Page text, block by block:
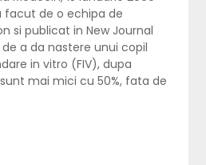
facut de o echipa de
si publicat in New Journal
a da nastere unui copil
in vitro (FIV), dupa
mai mici cu 50%, fata de